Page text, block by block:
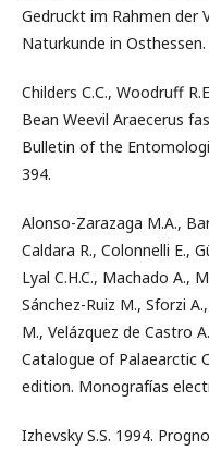
Gedruckt im Rahmen der
Naturkunde in
Childers С.С., Woodruff
Bean Weevil Araecerus
Bulletin of the
394.
Alonso-Zarazaga M.A.,
Caldara R., Colonnelli E.,
Lyal C.H.C., Machado A.,
Sánchez-Ruiz M., Sforzi
M., Velázquez de Castro
Catalogue of Palaearctic
edition. Monografías
Izhevsky S.S. 1994.